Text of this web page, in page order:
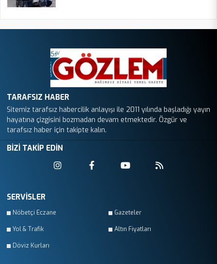
TARAFSIZ HABER
Sitemiz tarafsız habercilik anlayışı ile 2011 yılında başladığı yayın
hayatına çizgisini bozmadan devam etmektedir. Özgür ve
tarafsız haber için takipte kalın.
BİZİ TAKİP EDİN
SERVİSLER
Nöbetçi Eczane Gazeteler
Yol & Trafik Altın Fiyatları
Döviz Kurları